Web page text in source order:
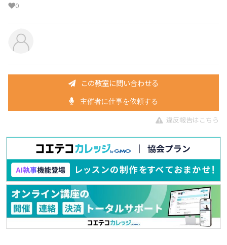
0
この教室に問い合わせる
主催者に仕事を依頼する
違反報告はこちら